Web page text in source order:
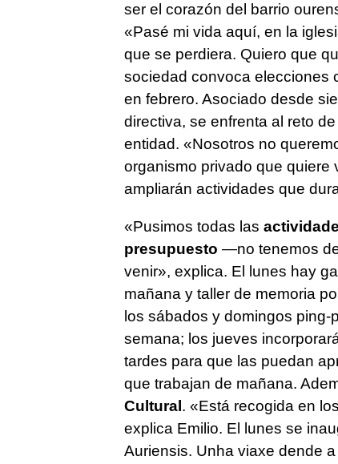
ser el corazón del barrio
«Pasé mi vida aquí, en la
que se perdiera. Quiero que
sociedad convoca elecciones
en febrero. Asociado desde
directiva, se enfrenta al reto de
entidad. «Nosotros no
organismo privado que quiere
ampliarán actividades que
«Pusimos todas las
presupuesto —no tenemos
venir», explica. El lunes hay
mañana y taller de memoria
los sábados y domingos
semana; los jueves
tardes para que las puedan
que trabajan de mañana.
Cultural . «Está recogida en
explica Emilio. El lunes se
Auriensis. Unha viaxe dende